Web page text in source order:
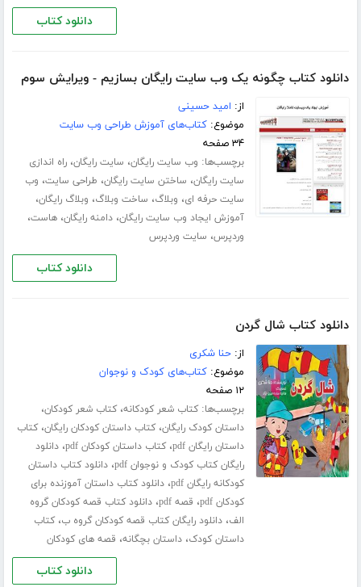
دانلود کتاب
دانلود کتاب چگونه یک وب سایت رایگان بسازیم - ویرایش سوم
از: امید حسینی
موضوع:کتاب‌های آموزش طراحی وب سایت
۳۴ صفحه
برچسب‌ها: وب سایت رایگان، سایت رایگان،راه اندازی
سایت رایگان، ساختن سایت رایگان، طراحی سایت، وب
سایت حرفه ای، وبلاگ، ساخت وبلاگ، وبلاگ رایگان،
آموزش ایجاد وب سایت رایگان،دامنه رایگان،هاست،
وردپرس، سایت وردپرس
دانلود کتاب
دانلود کتاب شال گردن
از:حنا شکری
موضوع:کتاب‌های کودک و نوجوان
۱۲ صفحه
برچسب‌ها:کتاب شعر کودکانه،کتاب شعر کودکان،
داستان کودک رایگان،کتاب داستان کودکان رایگان،کتاب
داستان رایگان pdf
،کتاب داستان کودکان pdf ،دانلود
رایگان کتاب کودک و نوجوان pdf
،دانلود کتاب داستان
کودکانه رایگان pdf
،دانلود کتاب داستان آموزنده برای
کودکان pdf
، قصه pdf ،دانلود کتاب قصه کودکان گروه
الف،دانلود رایگان کتاب قصه کودکان گروه ب،کتاب
داستان کودک،داستان بچگانه، قصه های کودکان
دانلود کتاب